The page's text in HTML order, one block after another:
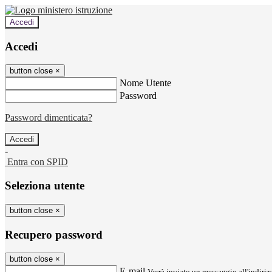
Accedi
Accedi
button close ×
Nome Utente
Password
Password dimenticata?
-
Entra con SPID
Seleziona utente
button close ×
Recupero password
button close ×